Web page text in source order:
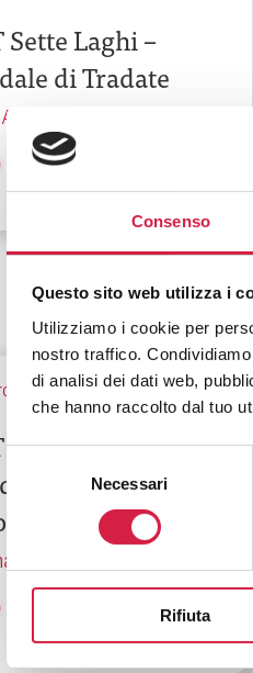
Consenso
Questo sito web utilizza i
Utilizziamo i cookie per
nostro traffico.
di analisi dei dati web,
che hanno raccolto dal tuo
del
Necessari
Rifiuta
Sette Laghi –
di Tradate
Zanaboni, 1
-Varese
Valle Olona –
Ospedaliero di
da Brescia, 1